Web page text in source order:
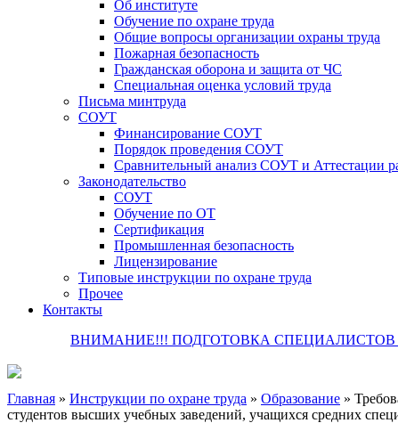
Об институте
Обучение по охране труда
Общие вопросы организации охраны труда
Пожарная безопасность
Гражданская оборона и защита от ЧС
Специальная оценка условий труда
Письма минтруда
СОУТ
Финансирование СОУТ
Порядок проведения СОУТ
Сравнительный анализ СОУТ и Аттестации
Законодательство
СОУТ
Обучение по ОТ
Сертификация
Промышленная безопасность
Лицензирование
Типовые инструкции по охране труда
Прочее
Контакты
ВНИМАНИЕ!!! ПОДГОТОВКА СПЕЦИАЛИСТОВ
Главная » Инструкции по охране труда » Образование »
студентов высших учебных заведений, учащихся средних